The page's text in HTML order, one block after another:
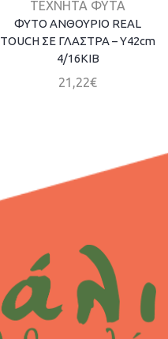
ΤΕΧΝΗΤΑ ΦΥΤΑ
ΦΥΤΟ ΑΝΘΟΥΡΙΟ REAL
TOUCH ΣΕ ΓΛΑΣΤΡΑ – Y42cm
4/16ΚΙΒ
21,22€